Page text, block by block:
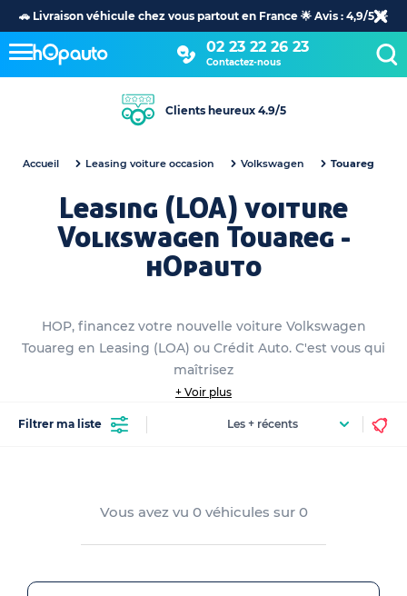
🚗 Livraison véhicule chez vous partout en France 🌟 Avis : 4,9/5 🌟
02 23 22 26 23
Contactez-nous
Clients heureux 4.9/5
Accueil Leasing voiture occasion Volkswagen Touareg
Leasing (LOA) voiture
Volkswagen Touareg -
hOpauto
HOP, financez votre nouvelle voiture Volkswagen
Touareg en Leasing (LOA) ou Crédit Auto. C'est vous qui
maîtrisez
+ Voir plus
Filtrer ma liste
Vous avez vu 0 véhicules sur 0